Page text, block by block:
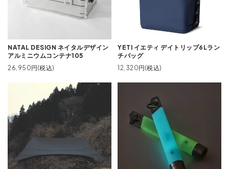
NATAL DESIGN ネイタルデザイン
アルミニウムコンテナ105
26,950円(税込)
YETI イエティ デイトリップ6Lラン
チバッグ
12,320円(税込)